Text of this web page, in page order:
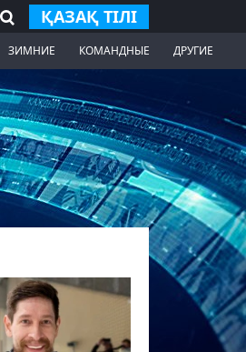
ҚАЗАҚ ТІЛІ
ЗИМНИЕ КОМАНДНЫЕ ДРУГИЕ